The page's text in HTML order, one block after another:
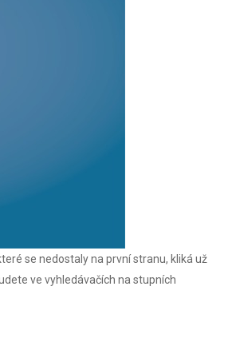
se nedostaly na první stranu, kliká už
ve vyhledávačích na stupních